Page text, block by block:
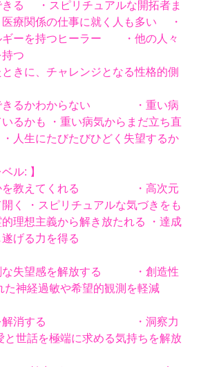
きる ・スピリチュアルな開拓者ま
関係の仕事に就く人も多い ・
ギーを持つヒーラー ・他の人々
つ
ときに、チャレンジとなる性格的側
できるかわからない ・重い病
るかも ・重い病気からまだ立ち直
生にたびたびひどく失望するか
ル: 】
かを教えてくれる ・高次元
く ・スピリチュアルな気づきをも
主義から解き放たれる ・達成
げる力を得る
刻な失望感を解放する ・創造性
た神経過敏や希望的観測を軽減
求を解消する ・洞察力
と世話を極端に求める気持ちを解放